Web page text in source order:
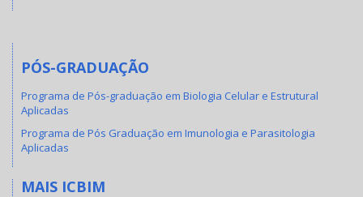
PÓS-GRADUAÇÃO
Programa de Pós-graduação em Biologia Celular e Estrutural
Aplicadas
Programa de Pós Graduação em Imunologia e Parasitologia
Aplicadas
MAIS ICBIM